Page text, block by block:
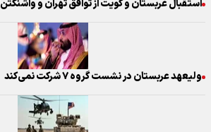
استقبال عربستان و کویت از توافق تهران و
ولیعهد عربستان در نشست گروه ۷ شرکت نمی‌کند